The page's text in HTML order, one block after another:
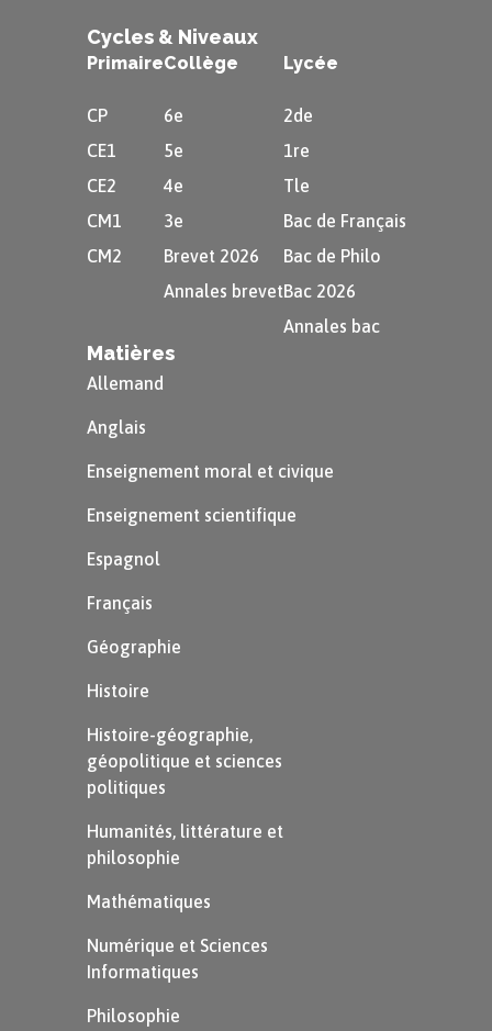
Cycles & Niveaux
Primaire
CP
CE1
CE2
CM1
CM2
Collège
6e
5e
4e
3e
Brevet 2026
Annales brevet
Lycée
2de
1re
Tle
Bac de Français
Bac de Philo
Bac 2026
Annales bac
Matières
Allemand
Anglais
Enseignement moral et civique
Enseignement scientifique
Espagnol
Français
Géographie
Histoire
Histoire-géographie,
géopolitique et sciences
politiques
Humanités, littérature et
philosophie
Mathématiques
Numérique et Sciences
Informatiques
Philosophie